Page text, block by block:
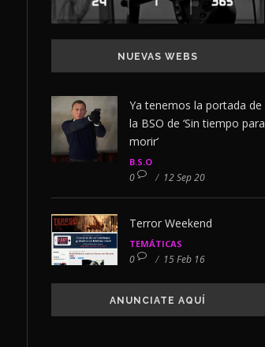
NUEVAS WEBS
Ya tenemos la portada de
la BSO de ‘Sin tiempo para
morir’
B.S.O
0 / 12 Sep 20
Terror Weekend
TEMÁTICAS
0 / 15 Feb 16
ANUNCIATE AQUÍ